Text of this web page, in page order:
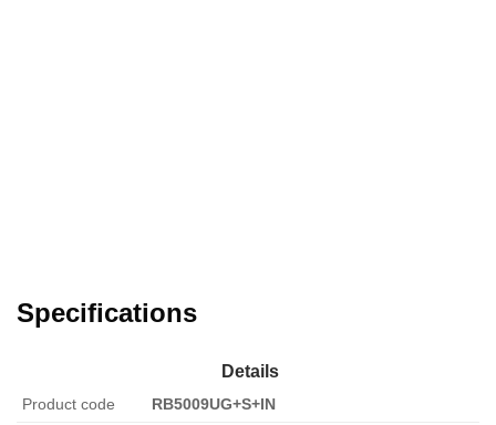
Specifications
Details
Product code RB5009UG+S+IN